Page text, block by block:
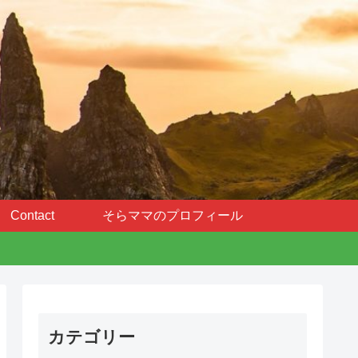
Contact そらママのプロフィール
カテゴリー